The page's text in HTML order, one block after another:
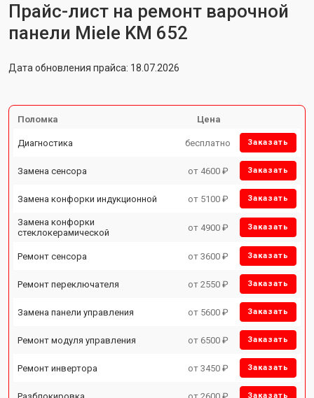
Прайс-лист на ремонт варочной
панели Miele KM 652
Дата обновления прайса: 18.07.2026
Поломка Цена
Диагностика бесплатно Заказать
Замена сенсора от 4600 ₽ Заказать
Замена конфорки индукционной от 5100 ₽ Заказать
Замена конфорки
стеклокерамической
от 4900 ₽ Заказать
Ремонт сенсора от 3600 ₽ Заказать
Ремонт переключателя от 2550 ₽ Заказать
Замена панели управления от 5600 ₽ Заказать
Ремонт модуля управления от 6500 ₽ Заказать
Ремонт инвертора от 3450 ₽ Заказать
Разблокировка от 2600 ₽ Заказать